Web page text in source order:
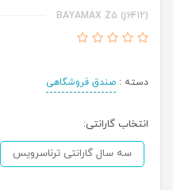
BAYAMAX Z5 (j6412)
دسته : صندق فروشگاهی
انتخاب گارانتی:
سه سال گارانتی ترناسرویس